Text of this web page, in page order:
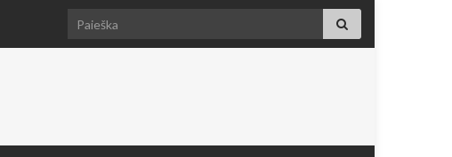
Search for: